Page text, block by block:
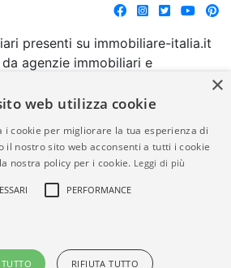
presenti su immobiliare-italia.it
agenzie immobiliari e
o l'avallo da parte di
quest'ultima. immobiliare-italia.it
della veridicità, della
della normativa in
o di alcun altro aspetto dei
2026
Powered by
×
web utilizza cookie
i cookie per migliorare la tua esperienza di
il nostro sito web acconsenti a tutti i cookie
nostra policy per i cookie. Leggi di più
PERFORMANCE
RIFIUTA TUTTO